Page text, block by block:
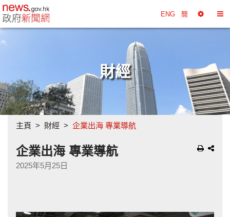
政府新聞網主頁 ENG 簡
擇
換
財經
主頁 財經 企業出海 專業導航
企業出海 專業導航
2025年5月25日